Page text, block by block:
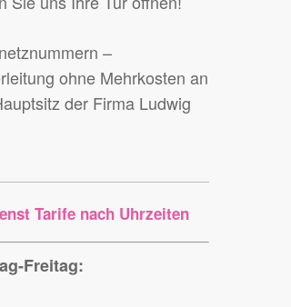
–
ohne Mehrkosten an
der Firma Ludwig
Tarife nach Uhrzeiten
Freitag: